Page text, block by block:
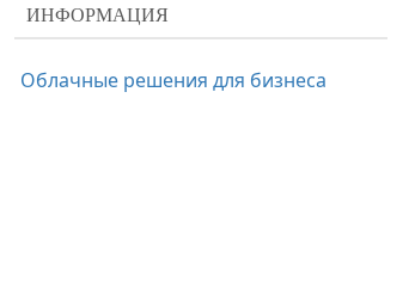
ИНФОРМАЦИЯ
Облачные решения для бизнеса